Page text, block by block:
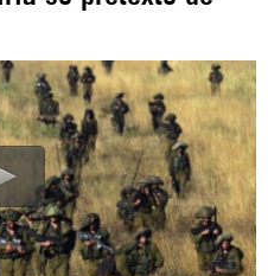
c/hispantv
como: hispan_tv